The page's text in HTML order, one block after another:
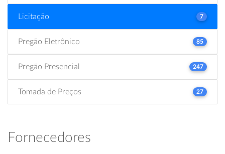
Licitação 7
Pregão Eletrônico 85
Pregão Presencial 247
Tomada de Preços 27
Fornecedores